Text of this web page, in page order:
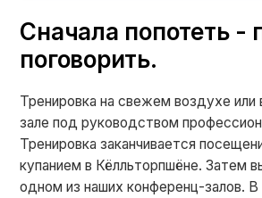
Сначала попотеть -
поговорить.
Тренировка на свежем воздухе
зале под руководством
Тренировка заканчивается
купанием в Кёлльторпшёне. Затем
одном из наших конференц-залов.